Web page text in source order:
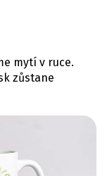
mytí v ruce.
zůstane